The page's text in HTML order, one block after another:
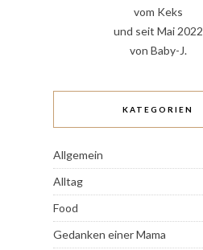
vom Keks
und seit Mai 2022
von Baby-J.
KATEGORIEN
Allgemein
Alltag
Food
Gedanken einer Mama